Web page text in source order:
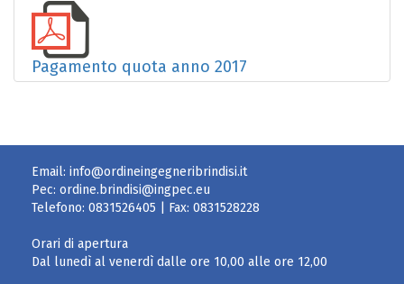
Pagamento quota anno 2017
Email: info@ordineingegneribrindisi.it
Pec: ordine.brindisi@ingpec.eu
Telefono: 0831526405 | Fax: 0831528228
Orari di apertura
Dal lunedì al venerdì dalle ore 10,00 alle ore 12,00